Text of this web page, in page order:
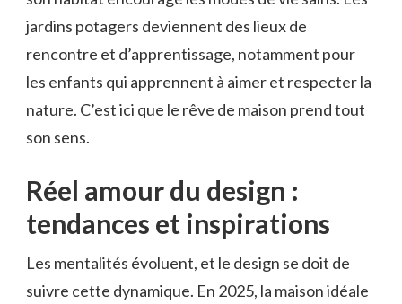
jardins potagers deviennent des lieux de
rencontre et d’apprentissage, notamment pour
les enfants qui apprennent à aimer et respecter la
nature. C’est ici que le rêve de maison prend tout
son sens.
Réel amour du design :
tendances et inspirations
Les mentalités évoluent, et le design se doit de
suivre cette dynamique. En 2025, la maison idéale